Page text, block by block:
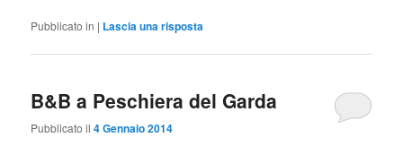
Pubblicato in | Lascia una risposta
B&B a Peschiera del Garda
Pubblicato il4 Gennaio 2014